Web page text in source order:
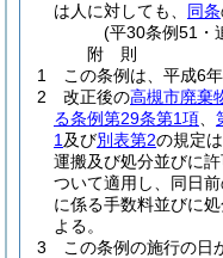
は人に対しても、 同条
(平30条例51・
附 則
1
この条例は、平成6
2
改正後の高槻市廃棄
る条例第29条第1項
1 及び別表第2の規定
運搬及び処分並びに
ついて適用し、同日
に係る手数料並びに
よる。
3
この条例の施行の日